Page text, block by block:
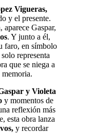
Vigueras,
y el presente.
, aparece Gaspar,
. Y junto a él,
faro, en símbolo
representa
que se niega a
y Violeta
y momentos de
reflexión más
esta obra lanza
y recordar